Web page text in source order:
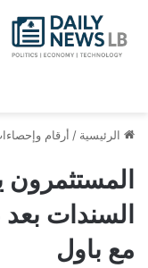
الرئيسية / أرقام
المستثمرون
السندات
مع باول